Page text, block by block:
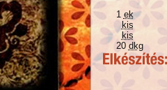
1 ek
kis
kis
20 dkg